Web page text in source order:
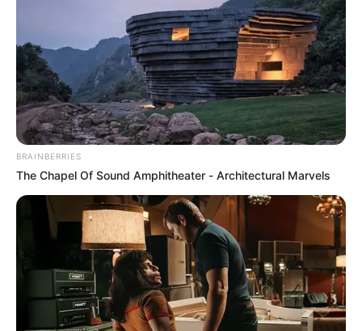
Especias suaves y nuez de Castilla recién
molida. Esta versión casera mantiene el
respeto por la receta tradicional,
priorizando el equilibrio de sabores
auténticos y la calidad de los
ingredientes, para obtener un resultado
genuino y digno de compartir en la
mesa.
BRAINBERRIES
The Chapel Of Sound Amphitheater - Architectural Marvels